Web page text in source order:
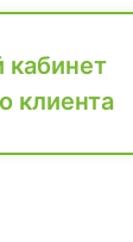
клиента